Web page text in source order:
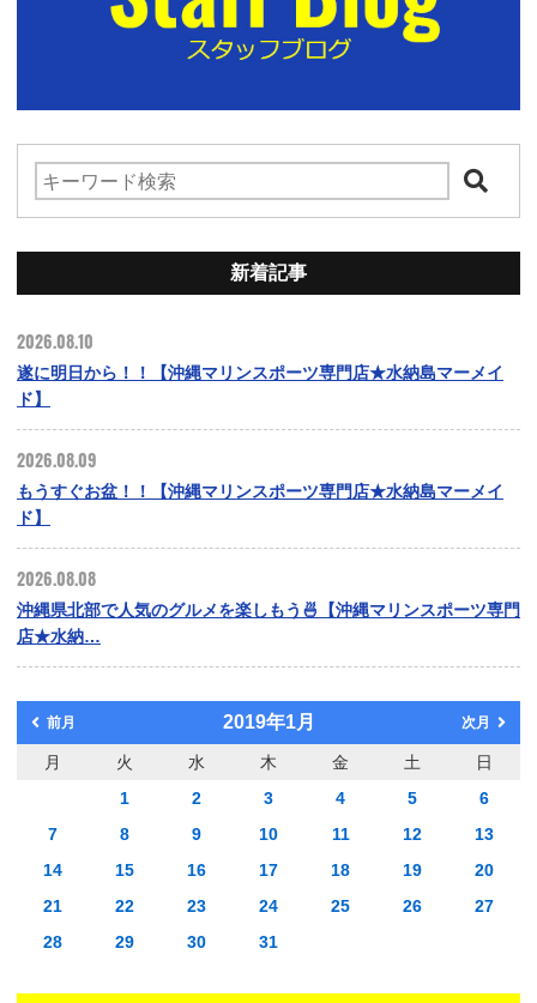
新着記事
2026.08.10
遂に明日から！！【沖縄マリンスポーツ専門店★水納島マーメイ
ド】
2026.08.09
もうすぐお盆！！【沖縄マリンスポーツ専門店★水納島マーメイ
ド】
2026.08.08
沖縄県北部で人気のグルメを楽しもう🍜【沖縄マリンスポーツ専門
店★水納…
前月 2019年1月 次月
月 火 水 木 金 土
日
1
2 3 4 5
6
7
8 9 10 11 12
13
14
15 16 17 18 19
20
21
22 23 24 25 26
27
28
29 30 31